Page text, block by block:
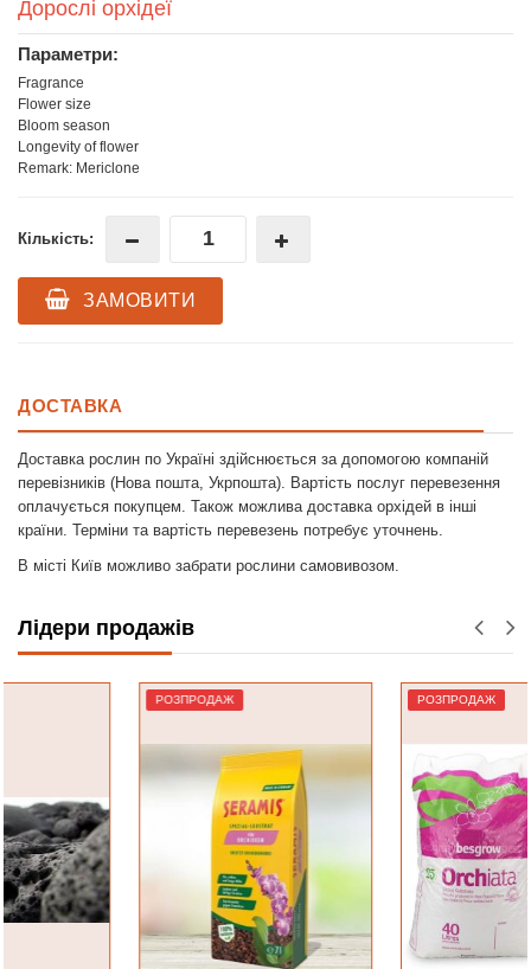
Дорослі орхідеї
Параметри:
Fragrance
Flower size
Bloom season
Longevity of flower
Remark: Mericlone
Кількість:
ЗАМОВИТИ
ДОСТАВКА
Доставка рослин по Україні здійснюється за допомогою компаній
перевізників (Нова пошта, Укрпошта). Вартість послуг перевезення
оплачується покупцем. Також можлива доставка орхідей в інші
країни. Терміни та вартість перевезень потребує уточнень.
В місті Київ можливо забрати рослини самовивозом.
Лідери продажів